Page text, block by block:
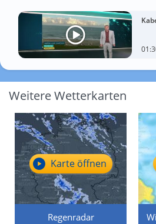
Weitere Wetterkarten
Regenradar
Karte öffnen